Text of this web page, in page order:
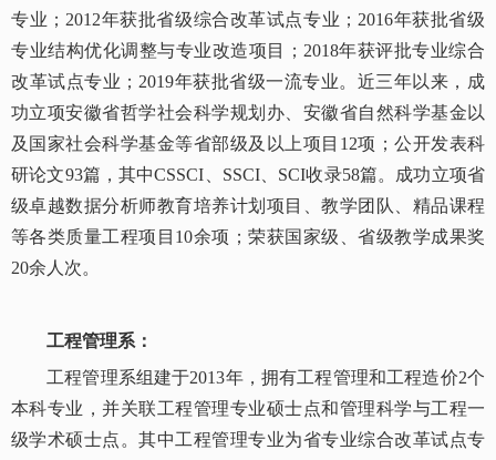
专业；2012年获批省级综合改革试点专业；2016年获批省级
专业结构优化调整与专业改造项目；2018年获评批专业综合
改革试点专业；2019年获批省级一流专业。近三年以来，成
功立项安徽省哲学社会科学规划办、安徽省自然科学基金以
及国家社会科学基金等省部级及以上项目12项；公开发表科
研论文93篇，其中CSSCI、SSCI、SCI收录58篇。成功立项省
级卓越数据分析师教育培养计划项目、教学团队、精品课程
等各类质量工程项目10余项；荣获国家级、省级教学成果奖
20余人次。
工程管理系：
工程管理系组建于2013年，拥有工程管理和工程造价2个
本科专业，并关联工程管理专业硕士点和管理科学与工程一
级学术硕士点。其中工程管理专业为省专业综合改革试点专